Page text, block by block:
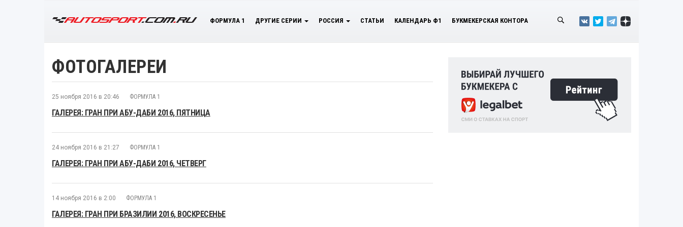
ФОРМУЛА 1 ДРУГИЕ СЕРИИ РОССИЯ СТАТЬИ КАЛЕНДАРЬ Ф1 БУКМЕКЕРСКАЯ КОНТОРА
ФОТОГАЛЕРЕИ
25 ноября 2016 в 20:46 ФОРМУЛА 1
ГАЛЕРЕЯ: ГРАН ПРИ АБУ-ДАБИ 2016, ПЯТНИЦА
24 ноября 2016 в 21:27 ФОРМУЛА 1
ГАЛЕРЕЯ: ГРАН ПРИ АБУ-ДАБИ 2016, ЧЕТВЕРГ
14 ноября 2016 в 2:00 ФОРМУЛА 1
ГАЛЕРЕЯ: ГРАН ПРИ БРАЗИЛИИ 2016, ВОСКРЕСЕНЬЕ